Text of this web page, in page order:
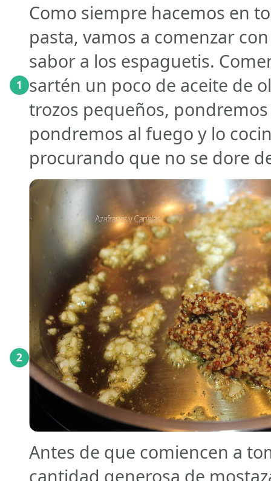
1
Como siempre hacemos en
pasta, vamos a comenzar
sabor a los espaguetis.
sartén un poco de aceite de
trozos pequeños,
pondremos al fuego y lo
procurando que no se dore
2
Antes de que comiencen a
cantidad generosa de